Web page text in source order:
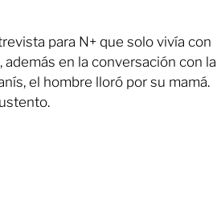
para N+ que solo vivía con
además en la conversación con la
el hombre lloró por su mamá.